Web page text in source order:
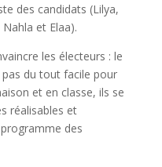
des candidats (Lilya,
et Elaa).
les électeurs : le
du tout facile pour
et en classe, ils se
réalisables et
des